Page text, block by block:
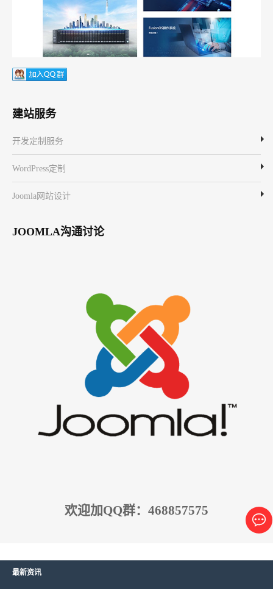
建站服务
开发定制服务
WordPress定制
Joomla网站设计
JOOMLA沟通讨论
欢迎加QQ群：468857575
最新资讯